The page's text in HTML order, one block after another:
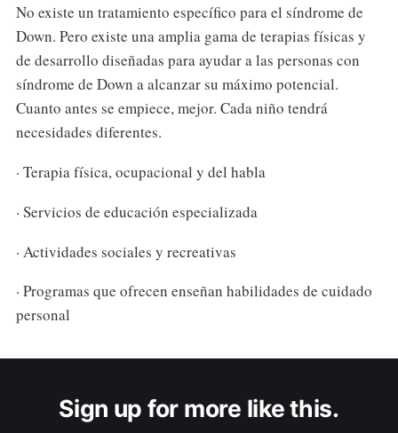
No existe un tratamiento específico para el síndrome de
Down. Pero existe una amplia gama de terapias físicas y
de desarrollo diseñadas para ayudar a las personas con
síndrome de Down a alcanzar su máximo potencial.
Cuanto antes se empiece, mejor. Cada niño tendrá
necesidades diferentes.
· Terapia física, ocupacional y del habla
· Servicios de educación especializada
· Actividades sociales y recreativas
· Programas que ofrecen enseñan habilidades de cuidado
personal
Sign up for more like this.